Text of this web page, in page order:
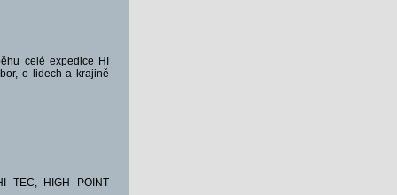
celé expedice HI
o lidech a krajině
TEC, HIGH POINT